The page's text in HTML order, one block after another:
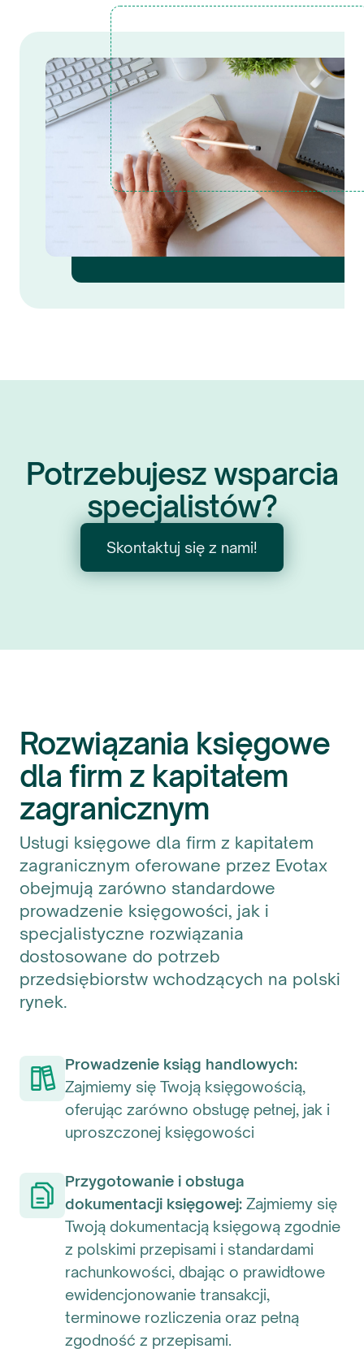
Potrzebujesz wsparcia
specjalistów?
Skontaktuj się z nami!
Rozwiązania księgowe
dla firm z kapitałem
zagranicznym
Usługi księgowe dla firm z kapitałem
zagranicznym oferowane przez Evotax
obejmują zarówno standardowe
prowadzenie księgowości, jak i
specjalistyczne rozwiązania
dostosowane do potrzeb
przedsiębiorstw wchodzących na polski
rynek.
Prowadzenie ksiąg handlowych:
Zajmiemy się Twoją księgowością,
oferując zarówno obsługę pełnej, jak i
uproszczonej księgowości
Przygotowanie i obsługa
dokumentacji księgowej: Zajmiemy się
Twoją dokumentacją księgową zgodnie
z polskimi przepisami i standardami
rachunkowości, dbając o prawidłowe
ewidencjonowanie transakcji,
terminowe rozliczenia oraz pełną
zgodność z przepisami.